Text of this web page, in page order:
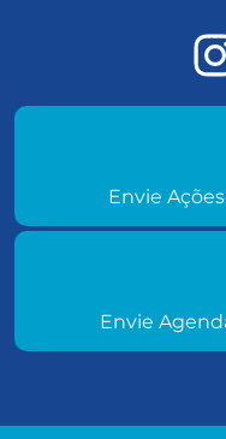
Envie
Envie
Envie
Envie